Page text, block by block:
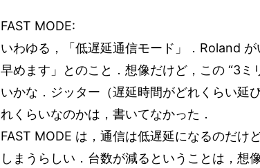
FAST MODE:
いわゆる，「低遅延通信モード」．Roland
早めます」とのこと．想像だけど，この “3ミ
いかな．ジッター（遅延時間がどれくらい延
れくらいなのかは，書いてなかった．
FAST MODE は，通信は低遅延になるのだけ
しまうらしい．台数が減るということは，想